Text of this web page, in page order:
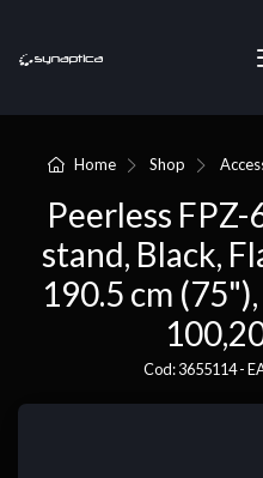
Home Shop
Peerless
stand, Black,
190.5 cm
Cod: 3655114 -